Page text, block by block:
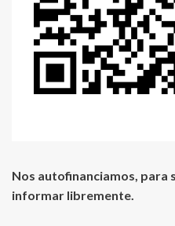
Nos autofinanciamos, para
informar libremente.